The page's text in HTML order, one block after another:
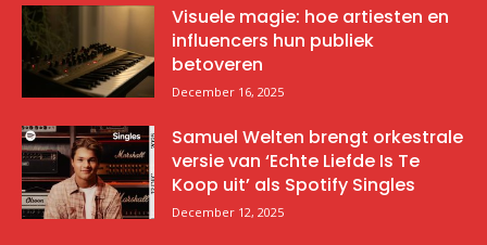
Visuele magie: hoe artiesten en
influencers hun publiek
betoveren
December 16, 2025
Samuel Welten brengt orkestrale
versie van ‘Echte Liefde Is Te
Koop uit’ als Spotify Singles
December 12, 2025